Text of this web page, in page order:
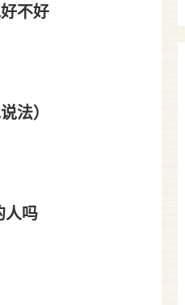
不好
法）
人吗